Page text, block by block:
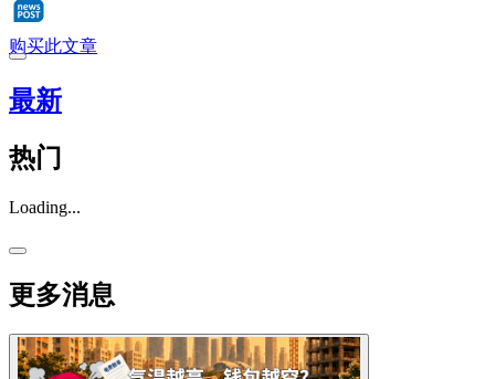
购买此文章
最新
热门
Loading...
更多消息